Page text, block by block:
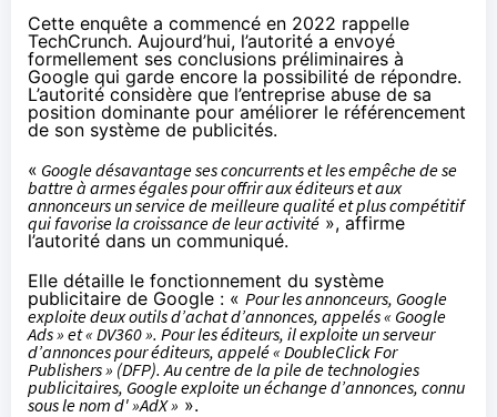
Cette enquête a commencé en 2022 rappelle
TechCrunch. Aujourd’hui, l’autorité a envoyé
formellement ses conclusions préliminaires à
Google qui garde encore la possibilité de répondre.
L’autorité considère que l’entreprise abuse de sa
position dominante pour améliorer le référencement
de son système de publicités.
« Google désavantage ses concurrents et les empêche de se
battre à armes égales pour offrir aux éditeurs et aux
annonceurs un service de meilleure qualité et plus compétitif
qui favorise la croissance de leur activité », affirme
l’autorité dans un communiqué.
Elle détaille le fonctionnement du système
publicitaire de Google : « Pour les annonceurs, Google
exploite deux outils d’achat d’annonces, appelés « Google
Ads » et « DV360 ». Pour les éditeurs, il exploite un serveur
d’annonces pour éditeurs, appelé « DoubleClick For
Publishers » (DFP). Au centre de la pile de technologies
publicitaires, Google exploite un échange d’annonces, connu
sous le nom d' »AdX » ».